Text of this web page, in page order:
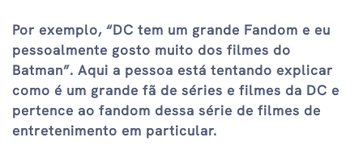
Por exemplo, “DC tem um grande Fandom e eu
pessoalmente gosto muito dos filmes do
Batman”. Aqui a pessoa está tentando explicar
como é um grande fã de séries e filmes da DC e
pertence ao fandom dessa série de filmes de
entretenimento em particular.